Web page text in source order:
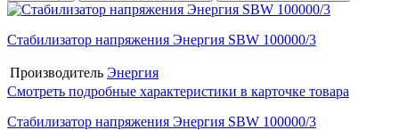
Стабилизатор напряжения Энергия SBW 100000/3
Производитель Энергия
Смотреть подробные характеристики в карточке товара
Стабилизатор напряжения Энергия SBW 100000/3